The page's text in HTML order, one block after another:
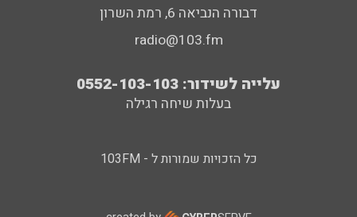
דבורה הנביאה 6, רמת השרון
radio@103.fm
עלייה לשידור: 0552-103-103
בעלות שיחה רגילה
כל הזכויות שמורות ל - 103FM